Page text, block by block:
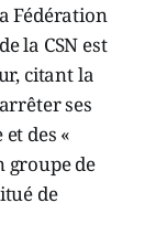
Fédération
la CSN est
citant la
ses
des «
groupe de
de